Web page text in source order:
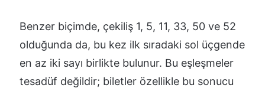
Benzer biçimde, çekiliş 1, 5, 11, 33, 50 ve 52
olduğunda da, bu kez ilk sıradaki sol üçgende
en az iki sayı birlikte bulunur. Bu eşleşmeler
tesadüf değildir; biletler özellikle bu sonucu